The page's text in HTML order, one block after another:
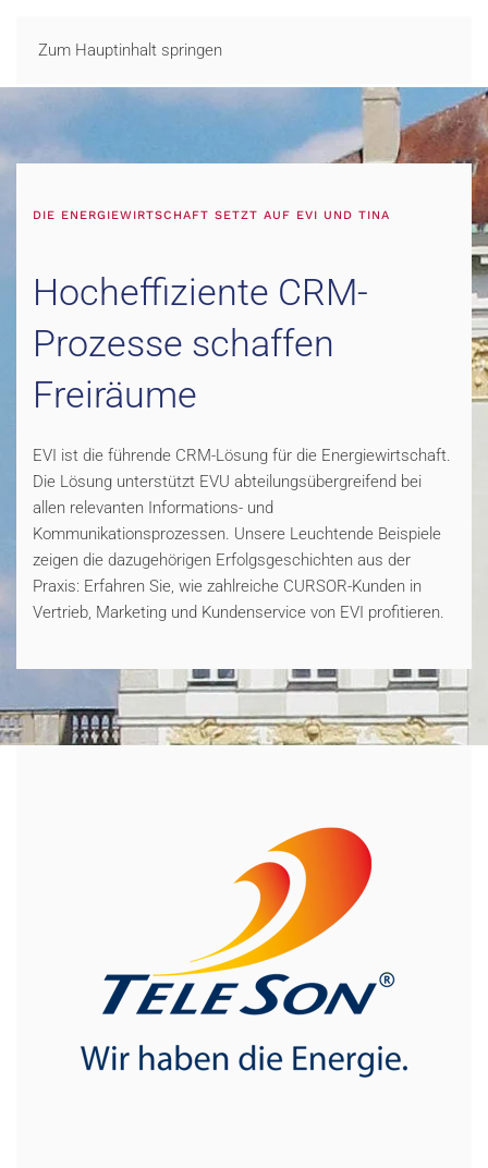
Zum Hauptinhalt springen
DIE ENERGIEWIRTSCHAFT SETZT AUF EVI UND TINA
Hocheffiziente CRM-
Prozesse schaffen
Freiräume
EVI ist die führende CRM-Lösung für die Energiewirtschaft.
Die Lösung unterstützt EVU abteilungsübergreifend bei
allen relevanten Informations- und
Kommunikationsprozessen. Unsere Leuchtende Beispiele
zeigen die dazugehörigen Erfolgsgeschichten aus der
Praxis: Erfahren Sie, wie zahlreiche CURSOR-Kunden in
Vertrieb, Marketing und Kundenservice von EVI profitieren.
Sitz: München
Kundenzahl: 100.000 (werden in EVI verwaltet)